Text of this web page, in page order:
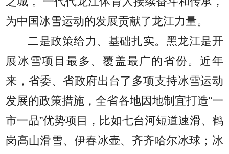
为中国冰雪运动的发展贡献了龙江力量。
二是政策给力、基础扎实。黑龙江是开
展冰雪项目最多、覆盖最广的省份。近年
来，省委、省政府出台了多项支持冰雪运动
发展的政策措施，全省各地因地制宜打造“一
市一品”优势项目，比如七台河短道速滑、鹤
岗高山滑雪、伊春冰壶、齐齐哈尔冰球；冰